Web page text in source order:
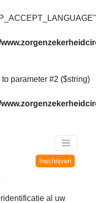
parameter #2 ($string)
Inschrijven
al uw